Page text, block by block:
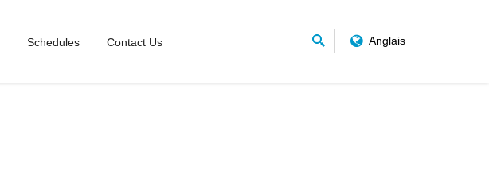
Anglais
Schedules Contact Us